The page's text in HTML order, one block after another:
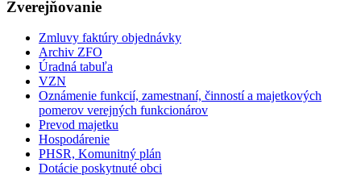
Zverejňovanie
Zmluvy faktúry objednávky
Archiv ZFO
Úradná tabuľa
VZN
Oznámenie funkcií, zamestnaní, činností a majetkových
pomerov verejných funkcionárov
Prevod majetku
Hospodárenie
PHSR, Komunitný plán
Dotácie poskytnuté obci